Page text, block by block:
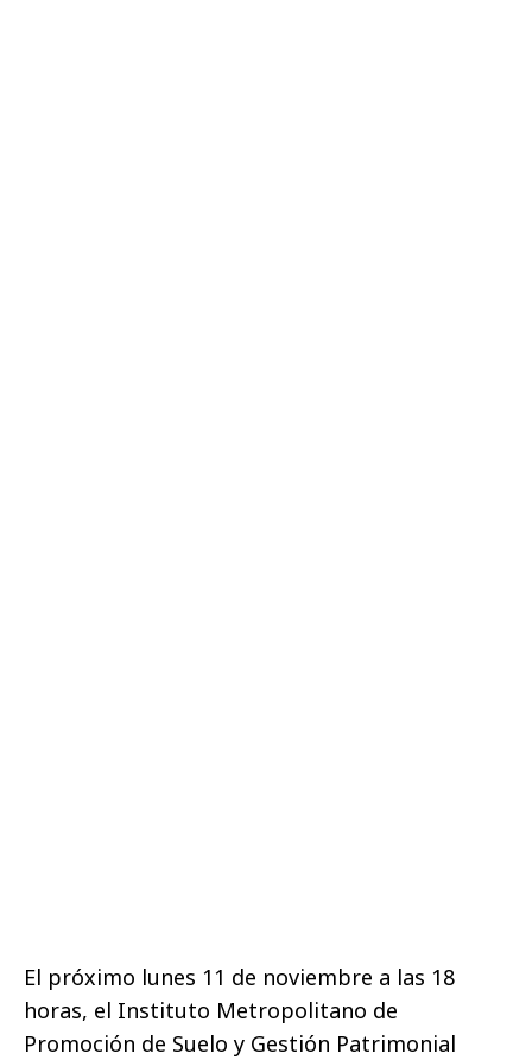
El próximo lunes 11 de noviembre a las 18
horas, el Instituto Metropolitano de
Promoción de Suelo y Gestión Patrimonial